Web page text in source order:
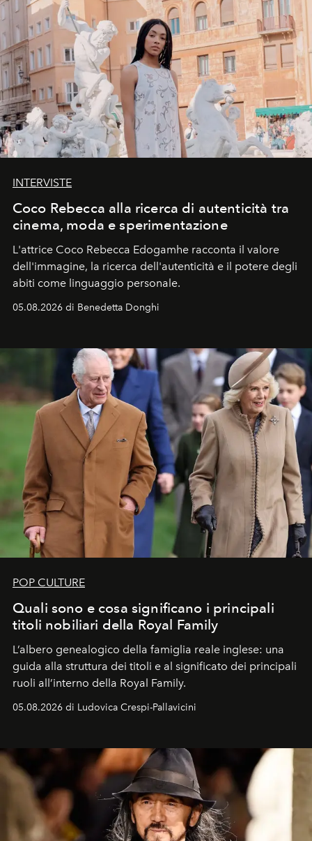
INTERVISTE
Coco Rebecca alla ricerca di autenticità tra
cinema, moda e sperimentazione
L'attrice Coco Rebecca Edogamhe racconta il valore
dell'immagine, la ricerca dell'autenticità e il potere degli
abiti come linguaggio personale.
05.08.2026 di Benedetta Donghi
POP CULTURE
Quali sono e cosa significano i principali
titoli nobiliari della Royal Family
L’albero genealogico della famiglia reale inglese: una
guida alla struttura dei titoli e al significato dei principali
ruoli all’interno della Royal Family.
05.08.2026 di Ludovica Crespi-Pallavicini